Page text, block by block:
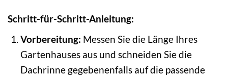
Schritt-für-Schritt-Anleitung:
Vorbereitung: Messen Sie die Länge Ihres
Gartenhauses aus und schneiden Sie die
Dachrinne gegebenenfalls auf die passende